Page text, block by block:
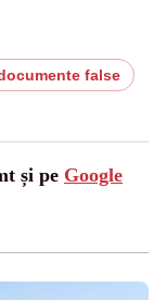
false
și pe Google